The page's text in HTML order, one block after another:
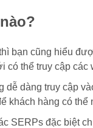
bạn cũng hiểu
có thể truy cập
dàng truy cập
khách hàng có
SERPs đặc biệt